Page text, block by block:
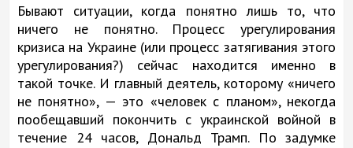
Бывают ситуации, когда понятно лишь то, что
ничего не понятно. Процесс урегулирования
кризиса на Украине (или процесс затягивания этого
урегулирования?) сейчас находится именно в
такой точке. И главный деятель, которому «ничего
не понятно», — это «человек с планом», некогда
пообещавший покончить с украинской войной в
течение 24 часов, Дональд Трамп. По задумке